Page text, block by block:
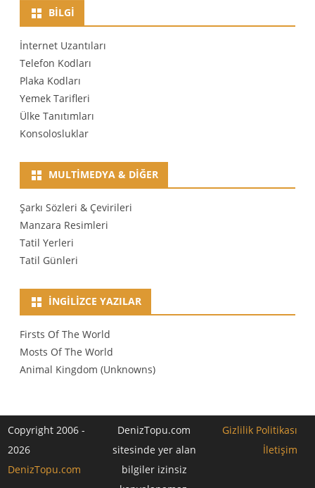
BILGI
İnternet Uzantıları
Telefon Kodları
Plaka Kodları
Yemek Tarifleri
Ülke Tanıtımları
Konsolosluklar
MULTIMEDYA & DIĞER
Şarkı Sözleri & Çevirileri
Manzara Resimleri
Tatil Yerleri
Tatil Günleri
İNGILIZCE YAZILAR
Firsts Of The World
Mosts Of The World
Animal Kingdom (Unknowns)
Copyright 2006 -
2026
DenizTopu.com
DenizTopu.com
sitesinde yer alan
bilgiler izinsiz
Gizlilik Politikası
İletişim